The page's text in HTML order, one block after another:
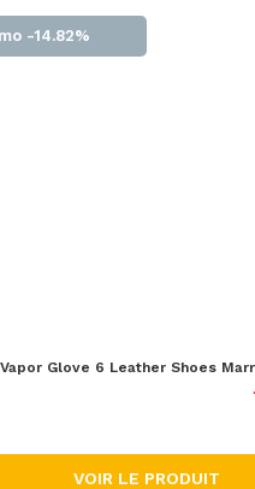
-14.82%
Glove 6 Leather Shoes
VOIR LE PRODUIT